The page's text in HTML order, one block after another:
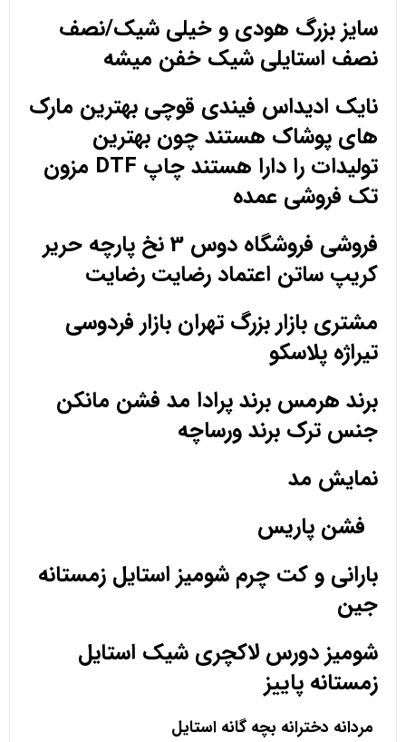
سایز بزرگ هودی و خیلی شیک/نصف
نصف استایلی شیک خفن میشه
نایک ادیداس فیندی قوچی بهترین مارک
های پوشاک هستند چون بهترین
تولیدات را دارا هستند چاپ DTF مزون
تک فروشی عمده
فروشی فروشگاه دوس 3 نخ پارچه حریر
کریپ ساتن اعتماد رضایت رضایت
مشتری بازار بزرگ تهران بازار فردوسی
تیراژه پلاسکو
برند هرمس برند پرادا مد فشن مانکن
جنس ترک برند ورساچه
نمایش مد
فشن پاریس
بارانی و کت چرم شومیز استایل زمستانه
جین
شومیز دورس لاکچری شیک استایل
زمستانه پاییز
مردانه دخترانه بچه گانه استایل